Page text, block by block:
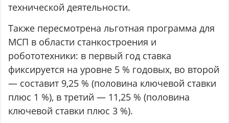
технической деятельности.
Также пересмотрена льготная программа для
МСП в области станкостроения и
робототехники: в первый год ставка
фиксируется на уровне 5 % годовых, во второй
— составит 9,25 % (половина ключевой ставки
плюс 1 %), в третий — 11,25 % (половина
ключевой ставки плюс 3 %).